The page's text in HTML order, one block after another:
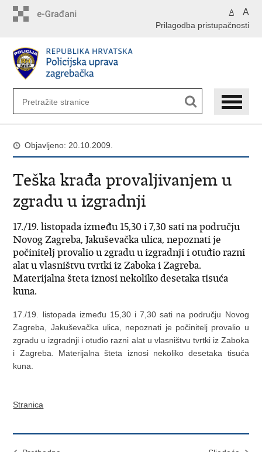
A A
Prilagodba pristupačnosti
Objavljeno: 20.10.2009.
Teška krađa provaljivanjem u
zgradu u izgradnji
17./19. listopada između 15,30 i 7,30 sati na području
Novog Zagreba, Jakuševačka ulica, nepoznati je
počinitelj provalio u zgradu u izgradnji i otuđio razni
alat u vlasništvu tvrtki iz Zaboka i Zagreba.
Materijalna šteta iznosi nekoliko desetaka tisuća
kuna.
17./19. listopada između 15,30 i 7,30 sati na području Novog
Zagreba, Jakuševačka ulica, nepoznati je počinitelj provalio u
zgradu u izgradnji i otuđio razni alat u vlasništvu tvrtki iz Zaboka
i Zagreba. Materijalna šteta iznosi nekoliko desetaka tisuća
kuna.
Stranica